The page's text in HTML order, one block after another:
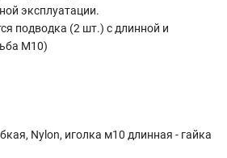
эксплуатации.
подводка (2 шт.) с длинной и
М10)
Nylon, иголка м10 длинная - гайка